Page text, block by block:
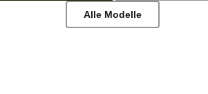
Alle Modelle